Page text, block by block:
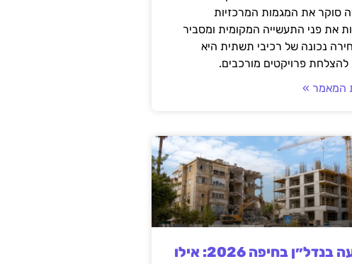
סוקר את המגמות המרכזיות
את פני התעשייה המקומית ומסביר
נכונה של רכיבי תשתית היא
להצלחת פרויקטים מורכבים.
המאמר »
השקעה בנדל״ן בחיפה 2026: אילו